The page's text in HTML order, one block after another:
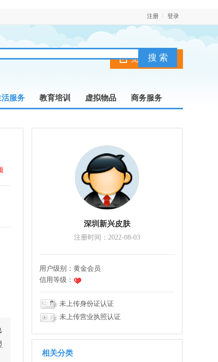
登录
注册
免费发布信息
活服务 教育培训 虚拟物品 商务服务
深圳新兴皮肤
注册时间：2022-08-03
用户级别： 黄金会员
信用等级：
未上传身份证认证
未上传营业执照认证
相关分类